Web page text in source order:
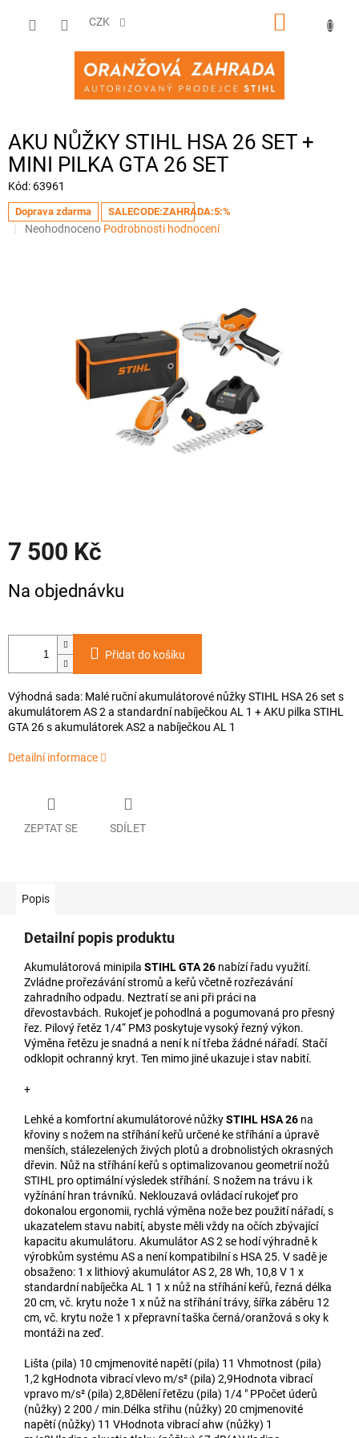
CZK
NÁKUPNÍ
AKU NŮŽKY STIHL HSA 26 SET +
MINI PILKA GTA 26 SET
Kód: 63961
Doprava zdarma SALECODE:ZAHRADA:5:%
Průměrné
Neohodnoceno Podrobnosti hodnocení
7 500 Kč
cena:
Na objednávku
Přidat do košíku
Výhodná sada: Malé ruční akumulátorové nůžky STIHL HSA 26 set s
akumulátorem AS 2 a standardní nabíječkou AL 1 + AKU pilka STIHL
GTA 26 s akumulátorek AS2 a nabíječkou AL 1
Detailní informace
ZEPTAT SE SDÍLET
Popis
Detailní popis produktu
Akumulátorová minipila STIHL GTA 26 nabízí řadu využití.
Zvládne prořezávání stromů a keřů včetně rozřezávání
zahradního odpadu. Neztratí se ani při práci na
dřevostavbách. Rukojeť je pohodlná a pogumovaná pro přesný
řez. Pilový řetěz 1/4“ PM3 poskytuje vysoký řezný výkon.
Výměna řetězu je snadná a není k ní třeba žádné nářadí. Stačí
odklopit ochranný kryt. Ten mimo jiné ukazuje i stav nabití.
+
Lehké a komfortní akumulátorové nůžkySTIHL HSA 26 na
křoviny s nožem na stříhání keřů určené ke stříhání a úpravě
menších, stálezelených živých plotů a drobnolistých okrasných
dřevin. Nůž na stříhání keřů s optimalizovanou geometrií nožů
STIHL pro optimální výsledek stříhání. S nožem na trávu i k
vyžínání hran trávníků. Neklouzavá ovládací rukojeť pro
dokonalou ergonomii, rychlá výměna nože bez použití nářadí, s
ukazatelem stavu nabití, abyste měli vždy na očích zbývající
kapacitu akumulátoru. Akumulátor AS 2 se hodí výhradně k
výrobkům systému AS a není kompatibilní s HSA 25. V sadě je
obsaženo: 1 x lithiový akumulátor AS 2, 28 Wh, 10,8 V 1 x
standardní nabíječka AL 1 1 x nůž na stříhání keřů, řezná délka
20 cm, vč. krytu nože 1 x nůž na stříhání trávy, šířka záběru 12
cm, vč. krytu nože 1 x přepravní taška černá/oranžová s oky k
montáži na zeď.
Lišta (pila) 10 cmjmenovité napětí (pila) 11 Vhmotnost (pila)
1,2 kgHodnota vibrací vlevo m/s² (pila) 2,9Hodnota vibrací
vpravo m/s² (pila) 2,8Dělení řetězu (pila) 1/4 " PPočet úderů
(nůžky) 2 200 / min.Délka střihu (nůžky) 20 cmjmenovité
napětí (nůžky) 11 VHodnota vibrací ahw (nůžky) 1